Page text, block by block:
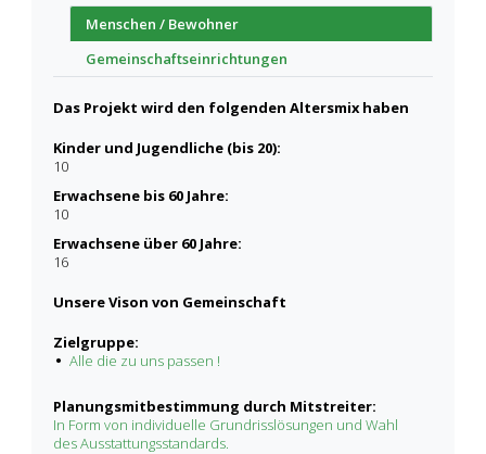
Menschen / Bewohner
Gemeinschaftseinrichtungen
Das Projekt wird den folgenden Altersmix haben
Kinder und Jugendliche (bis 20):
10
Erwachsene bis 60 Jahre:
10
Erwachsene über 60 Jahre:
16
Unsere Vison von Gemeinschaft
Zielgruppe:
Alle die zu uns passen !
Planungsmitbestimmung durch Mitstreiter:
In Form von individuelle Grundrisslösungen und Wahl
des Ausstattungsstandards.